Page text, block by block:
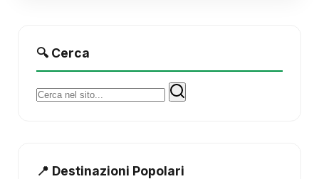
🔍 Cerca
Cerca:
📍 Destinazioni Popolari